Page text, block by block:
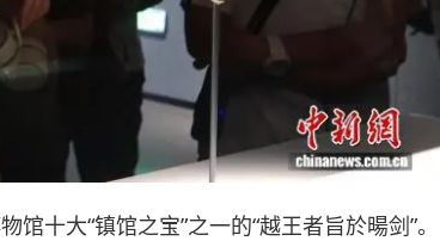
十大“镇馆之宝”之一的“越王者旨於暘剑”。